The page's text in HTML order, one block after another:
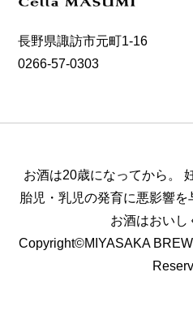
長野県諏訪市元町1-16
0266-57-0303
お酒は20歳になってから。
胎児・乳児の発育に悪影響を
お酒はおいし
Copyright©MIYASAKA